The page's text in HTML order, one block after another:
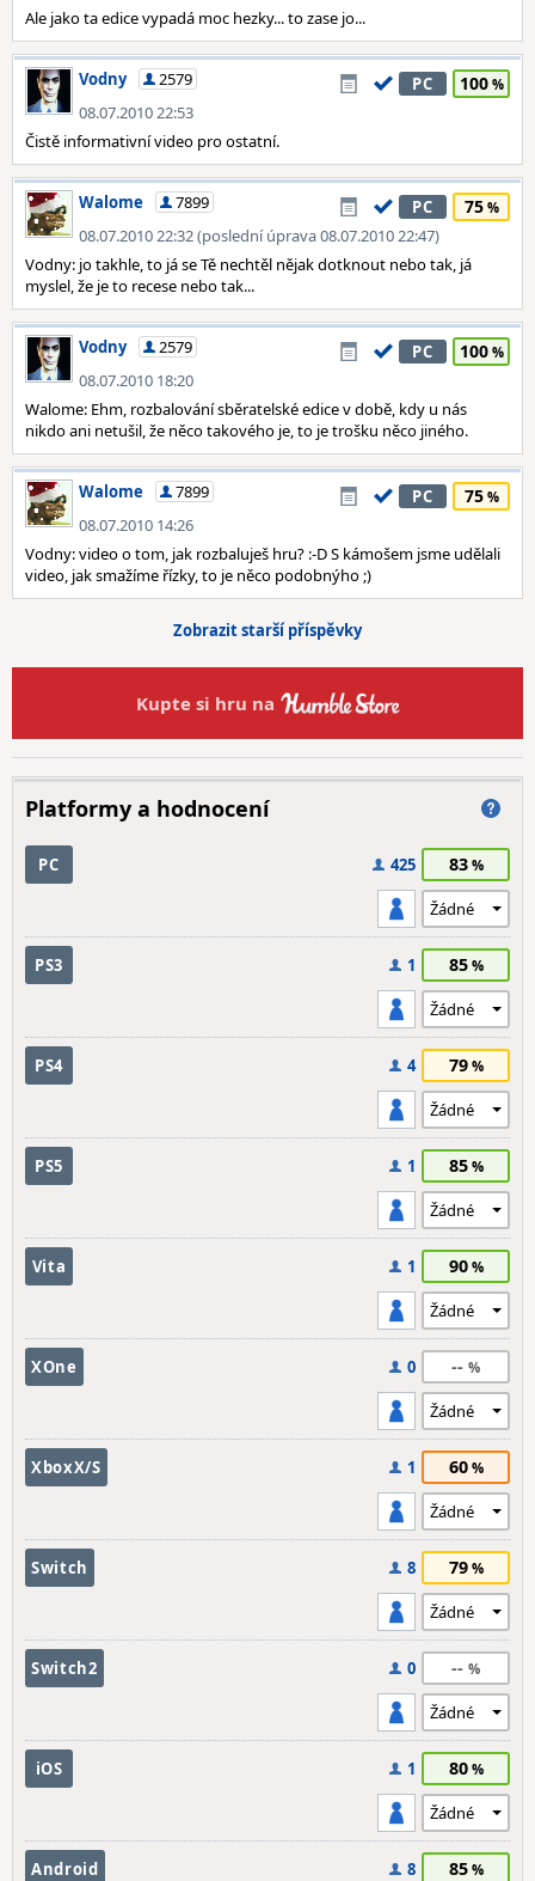
Ale jako ta edice vypadá moc hezky... to zase jo...
Vodny
2579
08.07.2010 22:53
PC 100
Čistě informativní video pro ostatní.
Walome
7899
08.07.2010 22:32 (poslední úprava 08.07.2010 22:47)
PC 75
Vodny: jo takhle, to já se Tě nechtěl nějak dotknout nebo tak, já
myslel, že je to recese nebo tak...
Vodny
2579
08.07.2010 18:20
PC 100
Walome: Ehm, rozbalování sběratelské edice v době, kdy u nás
nikdo ani netušil, že něco takového je, to je trošku něco jiného.
Walome
7899
08.07.2010 14:26
PC 75
Vodny: video o tom, jak rozbaluješ hru? :-D S kámošem jsme udělali
video, jak smažíme řízky, to je něco podobnýho ;)
Zobrazit starší příspěvky
Kupte si hru na
Platformy a hodnocení
PC 425 83
PS3 1 85
PS4 4 79
PS5 1 85
Vita 1 90
XOne 0 --
XboxX/S 1 60
Switch 8 79
Switch2 0 --
iOS 1 80
Android 8 85